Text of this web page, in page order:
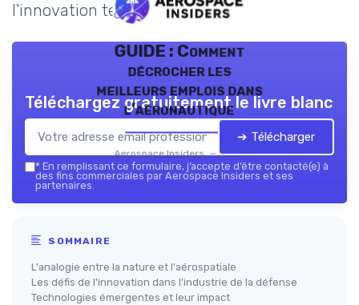
l'innovation technologique.
GUIDE : Comment
décrocher les
meilleurs emplois dans
l’aéronautique
Aerospace Insiders — 2026
Téléchargez gratuitement le livre blanc
➔ Télécharger
* En remplissant ce formulaire, j’accepte d’être contacté(e) à
des fins commerciales par Aerospace Insiders et ses
partenaires.
SOMMAIRE
L'analogie entre la nature et l'aérospatiale
Les défis de l'innovation dans l'industrie de la défense
Technologies émergentes et leur impact